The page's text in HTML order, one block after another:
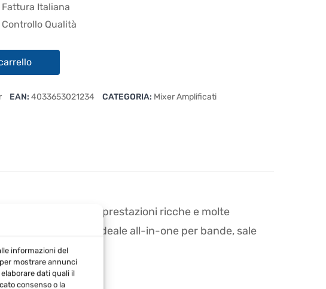
informazioni del
mostrare annunci
dati quali il
consenso o la
Fattura Italiana
Controllo Qualità
EAN: 4033653021234 CATEGORIA: Mixer Amplificati
in uno: Con le sue prestazioni ricche e molte
è la soluzione ideale all-in-one per bande, sale